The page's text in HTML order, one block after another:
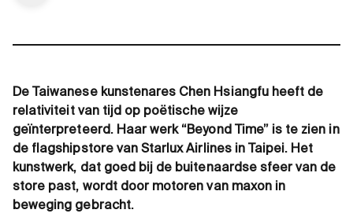
De Taiwanese kunstenares Chen Hsiangfu heeft de
relativiteit van tijd op poëtische wijze
geïnterpreteerd. Haar werk “Beyond Time” is te zien in
de flagshipstore van Starlux Airlines in Taipei. Het
kunstwerk, dat goed bij de buitenaardse sfeer van de
store past, wordt door motoren van maxon in
beweging gebracht.